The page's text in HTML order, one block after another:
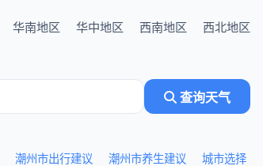
华南地区 华中地区 西南地区 西北地区
查询天气
潮州市出行建议 潮州市养生建议 城市选择